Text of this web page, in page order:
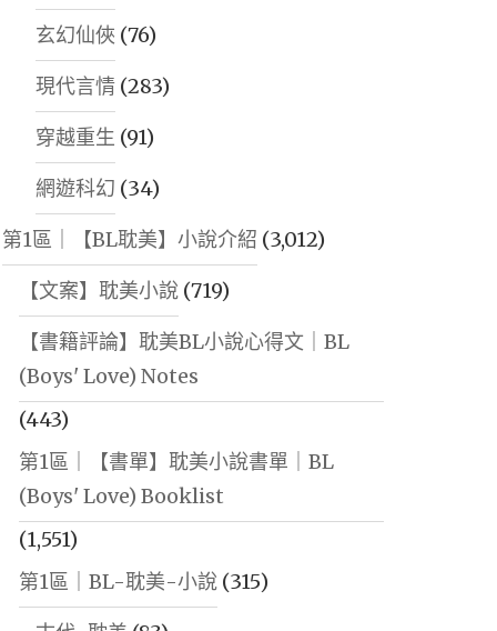
玄幻仙俠 (76)
現代言情(283)
穿越重生 (91)
網遊科幻 (34)
第1區｜【BL耽美】小說介紹 (3,012)
【文案】耽美小說(719)
【書籍評論】耽美BL小說心得文｜BL
(Boys' Love) Notes
(443)
第1區｜【書單】耽美小說書單｜BL
(Boys' Love) Booklist
(1,551)
第1區｜BL-耽美-小說(315)